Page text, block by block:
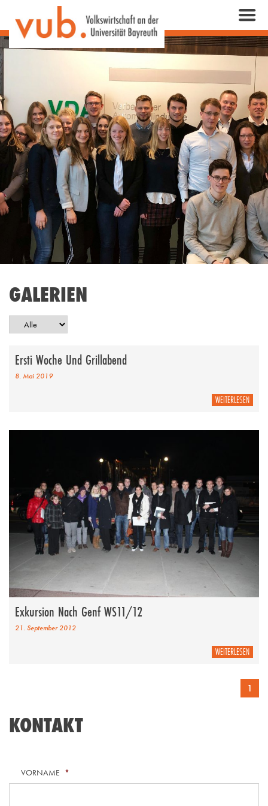
GALERIEN
Ersti Woche Und Grillabend
8. Mai 2019
WEITERLESEN
Exkursion Nach Genf WS11/12
21. September 2012
WEITERLESEN
1
KONTAKT
VORNAME *